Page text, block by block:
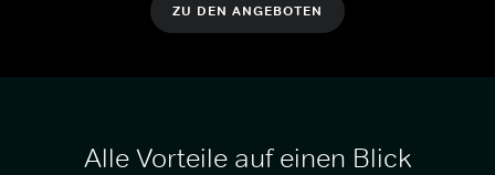
ZU DEN ANGEBOTEN
Alle Vorteile auf einen Blick